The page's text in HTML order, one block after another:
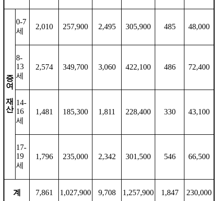
증
여
재
산
0-7
세
2,010 257,900 2,495 305,900 485 48,000
8-
13
세
2,574 349,700 3,060 422,100 486 72,400
14-
16
세
1,481 185,300 1,811 228,400 330 43,100
17-
19
세
1,796 235,000 2,342 301,500 546 66,500
계 7,861 1,027,900 9,708 1,257,900 1,847 230,000